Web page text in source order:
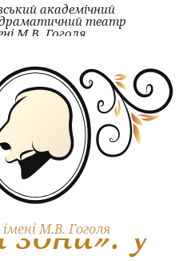
М.В. Гоголя
академічний
театр
М.В. Гоголя
зони»: у